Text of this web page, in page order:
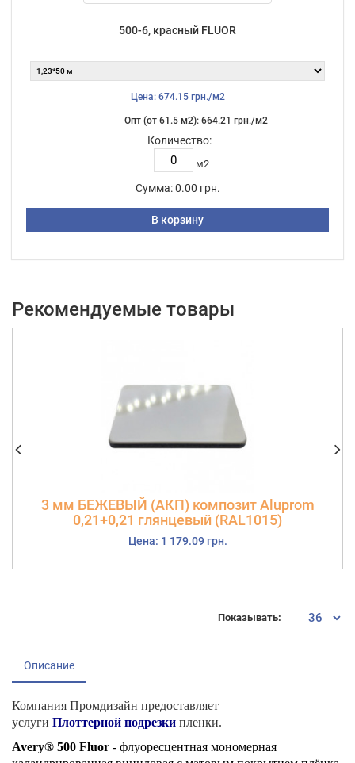
500-6, красный FLUOR
Цена: 674.15 грн./м2
Опт (от 61.5 м2): 664.21 грн./м2
Количество:
м2
Сумма: 0.00 грн.
В корзину
Рекомендуемые товары
3 мм БЕЖЕВЫЙ (АКП) композит Aluprom
0,21+0,21 глянцевый (RAL1015)
Цена: 1 179.09 грн.
Показывать:
Описание
Компания Промдизайн предоставляет
услуги Плоттерной подрезки пленки.
Avery® 500 Fluor - флуоресцентная мономерная